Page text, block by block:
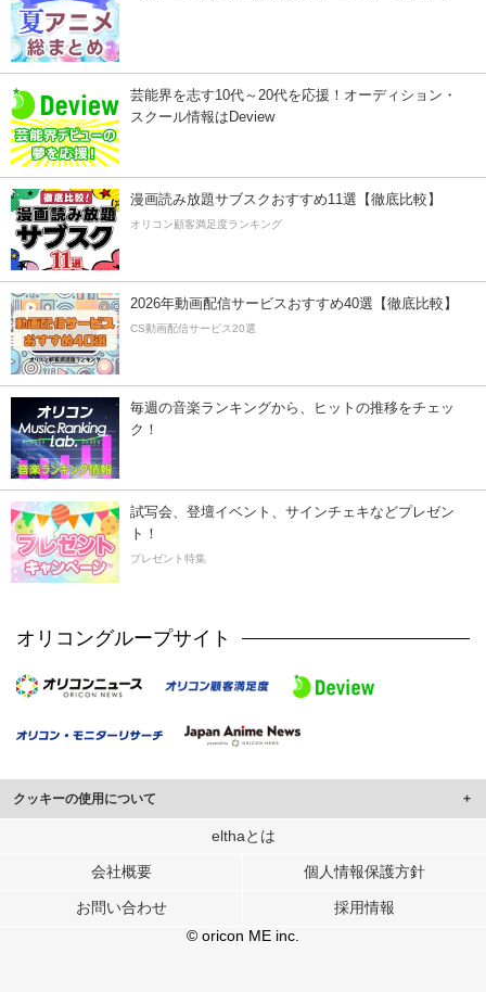
芸能界を志す10代～20代を応援！オーディション・
スクール情報はDeview
漫画読み放題サブスクおすすめ11選【徹底比較】
オリコン顧客満足度ランキング
2026年動画配信サービスおすすめ40選【徹底比較】
CS動画配信サービス20選
毎週の音楽ランキングから、ヒットの推移をチェッ
ク！
試写会、登壇イベント、サインチェキなどプレゼン
ト！
プレゼント特集
オリコングループサイト
クッキーの使用について
このサイトでは Cookie を使用して、ユーザーに合わせたコンテンツや広告の
行っています。
メディアや広告配信、データ解析の各パートナーに提供しています。
ユーザーが各パートナーのサービスを使用したときに収集した他の情報を組み
elthaとは
会社概要 個人情報保護方針
お問い合わせ
採用情報
© oricon ME inc.